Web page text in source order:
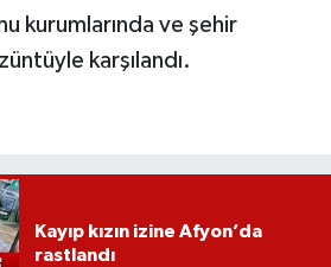
kurumlarında ve şehir
karşılandı.
Kayıp kızın izine Afyon’da
rastlandı